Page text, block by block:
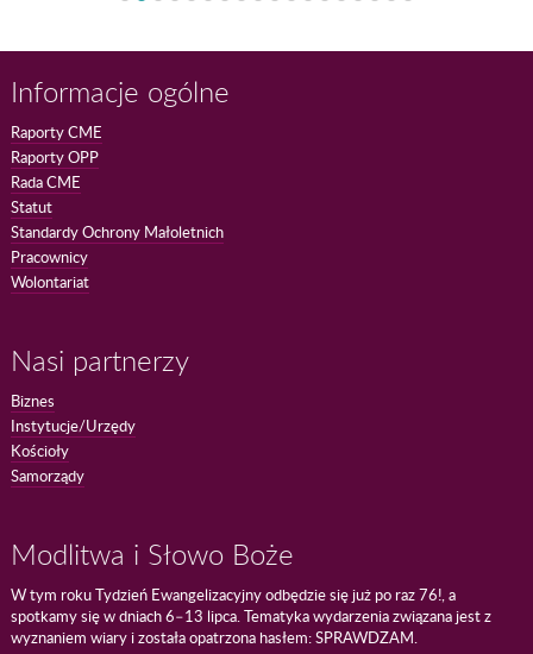
Informacje ogólne
Raporty CME
Raporty OPP
Rada CME
Statut
Standardy Ochrony Małoletnich
Pracownicy
Wolontariat
Nasi partnerzy
Biznes
Instytucje/Urzędy
Kościoły
Samorządy
Modlitwa i Słowo Boże
W tym roku Tydzień Ewangelizacyjny odbędzie się już po raz 76!, a
spotkamy się w dniach 6–13 lipca. Tematyka wydarzenia związana jest z
wyznaniem wiary i została opatrzona hasłem: SPRAWDZAM.